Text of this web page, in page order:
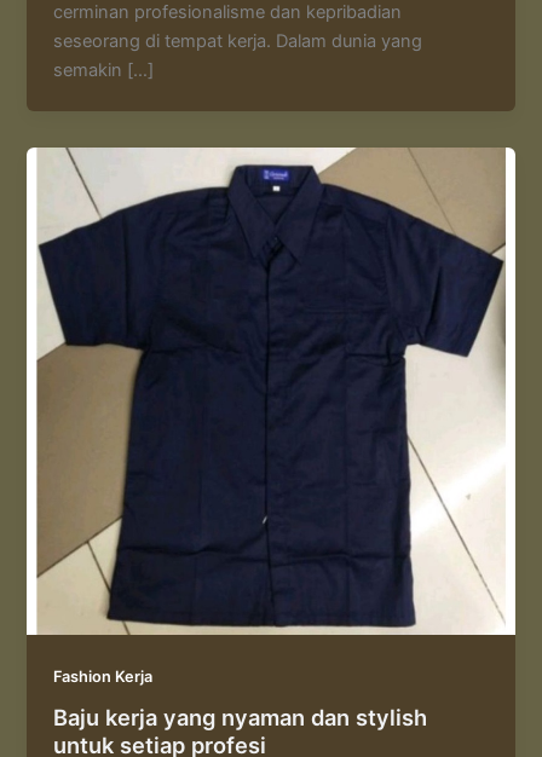
cerminan profesionalisme dan kepribadian
seseorang di tempat kerja. Dalam dunia yang
semakin […]
Fashion Kerja
Baju kerja yang nyaman dan stylish
untuk setiap profesi